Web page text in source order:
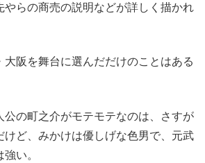
やらの商売の説明などが詳しく描かれ
大阪を舞台に選んだだけのことはある
公の町之介がモテモテなのは、さすが
けど、みかけは優しげな色男で、元武
い。